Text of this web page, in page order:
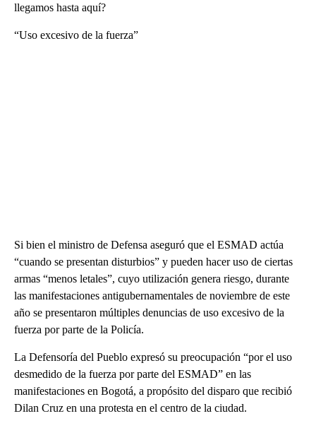
llegamos hasta aquí?
“Uso excesivo de la fuerza”
Si bien el ministro de Defensa aseguró que el ESMAD actúa
“cuando se presentan disturbios” y pueden hacer uso de ciertas
armas “menos letales”, cuyo utilización genera riesgo, durante
las manifestaciones antigubernamentales de noviembre de este
año se presentaron múltiples denuncias de uso excesivo de la
fuerza por parte de la Policía.
La Defensoría del Pueblo expresó su preocupación “por el uso
desmedido de la fuerza por parte del ESMAD” en las
manifestaciones en Bogotá, a propósito del disparo que recibió
Dilan Cruz en una protesta en el centro de la ciudad.